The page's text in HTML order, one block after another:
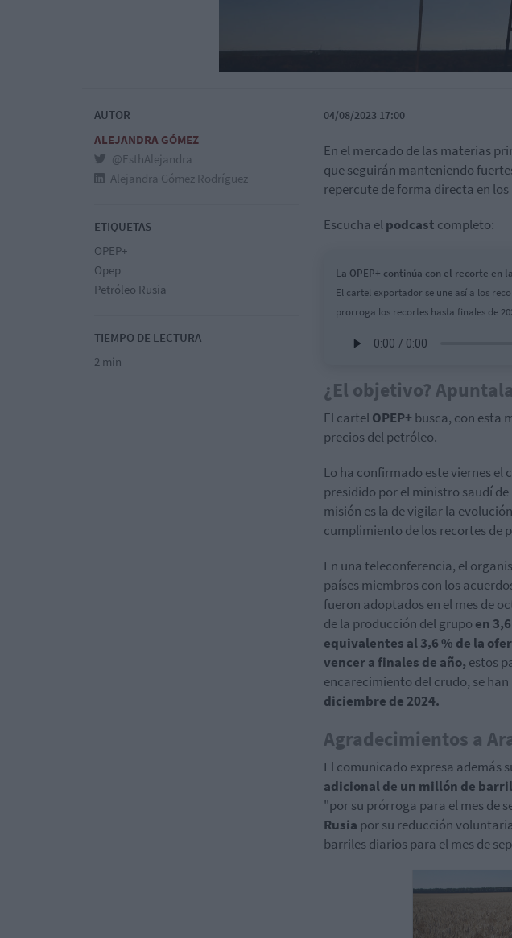
AUTOR
ALEJANDRA GÓMEZ
@EsthAlejandra
Alejandra Gómez Rodríguez
ETIQUETAS
OPEP+
Opep
Petróleo Rusia
TIEMPO DE LECTURA
2 min
04/08/2023 17:00
En el mercado de las materias
que seguirán manteniendo
repercute de forma directa en los
Escucha elpodcast completo:
La OPEP+ continúa con el recorte en
El cartel exportador se une así a los
prorroga los recortes hasta finales de
¿El objetivo?
El cartelOPEP+ busca, con esta
precios del petróleo.
Lo ha confirmado este viernes el
presidido por el ministro saudí
misión es la de vigilar la
cumplimiento de los recortes de
En una teleconferencia, el
países miembros con los
fueron adoptados en el mes de
de la producción del grupo en
equivalentes al 3,6 % de la
vencer a finales de año, estos
encarecimiento del crudo, se
diciembre de 2024.
Agradecimientos a
El comunicado expresa además
adicional de un millón de
"por su prórroga para el mes de
Rusia por su reducción
barriles diarios para el mes de